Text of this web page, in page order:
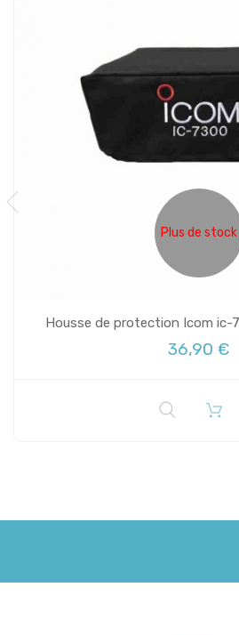
Plus de stock
Housse de protection Icom ic-
36,90 €